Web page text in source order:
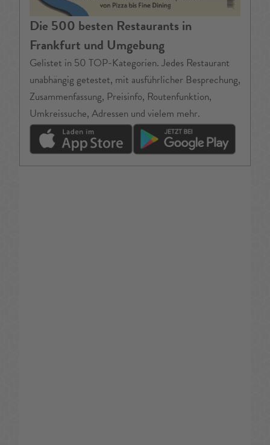
Die 500 besten Restaurants in
Frankfurt und Umgebung
Gelistet in 50 TOP-Kategorien. Jedes Restaurant
unabhängig getestet, mit ausführlicher Besprechung,
Zusammenfassung, Preisinfo, Routenfunktion,
Umkreissuche, Adressen und vielem mehr.